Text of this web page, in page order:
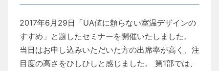
2017年6月29日「UA値に頼らない室温デザインの
すすめ」と題したセミナーを開催いたしました。
当日はお申し込みいただいた方の出席率が高く、注
目度の高さをひしひしと感じました。 第1部では、